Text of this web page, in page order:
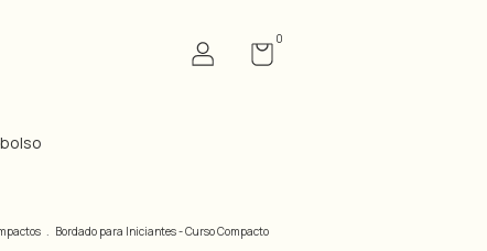
0
. Bordado para Iniciantes - Curso Compacto